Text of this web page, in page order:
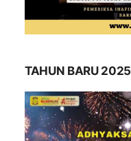
TAHUN BARU 2025